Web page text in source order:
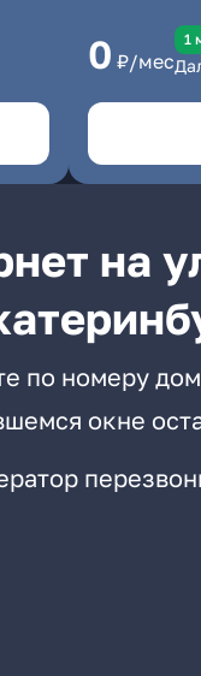
0 ₽/мес
1
на
по номеру
окне